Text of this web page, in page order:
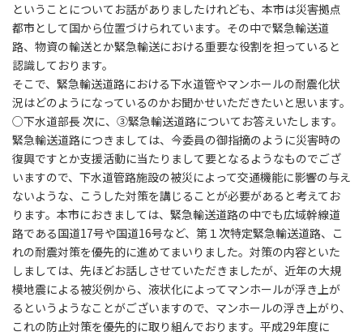
ということについてお話がありましたけれども、本市は災害拠点
都市として国から位置づけられています。その中で緊急輸送道
路、物資の輸送とか緊急輸送における重要な役割を担っていると
認識しております。
そこで、緊急輸送道路における下水道管やマンホールの耐震化状
況はどのようになっているのかお聞かせいただきたいと思います。
○下水道部長 次に、③緊急輸送道路についてお答えいたします。
緊急輸送道路につきましては、今委員の御指摘のように災害時の
復興ですとか支援活動に当たりまして要となるようなものでござ
いますので、下水道管路施設の被災によって交通機能に影響の与え
ないような、こうした対策を講じることが必要があると考えてお
ります。本市におきましては、緊急輸送道路の中でも広域幹線道
路である国道17号や国道16号など、第１次特定緊急輸送道路、こ
れの耐震対策を優先的に進めてまいりました。対策の内容といた
しましては、先ほどお話しさせていただきましたが、近年の大規
模地震による被災例から、液状化によってマンホールが浮き上が
るというようなことがございますので、マンホールの浮き上がり、
これの防止対策を優先的に取り組んでおります。平成29年度に